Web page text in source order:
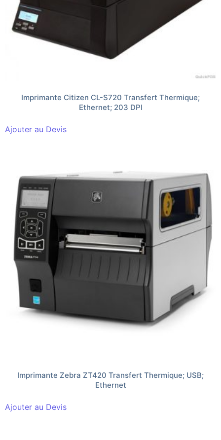
Imprimante Citizen CL-S720 Transfert Thermique;
Ethernet; 203 DPI
Ajouter au Devis
Imprimante Zebra ZT420 Transfert Thermique; USB;
Ethernet
Ajouter au Devis